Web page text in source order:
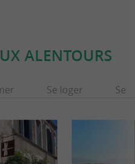
ALENTOURS
Se loger Se